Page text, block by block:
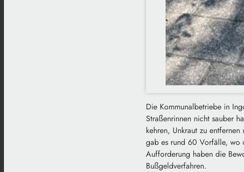
Die Kommunalbetriebe in
Straßenrinnen nicht sauber
kehren, Unkraut zu
gab es rund 60 Vorfälle, wo
Aufforderung haben die
Bußgeldverfahren.